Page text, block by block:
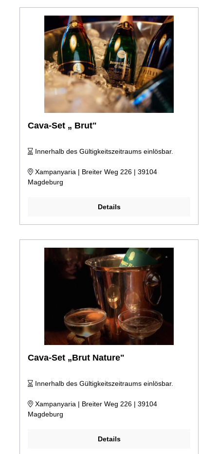
Cava-Set „ Brut"
Innerhalb des Gültigkeitszeitraums einlösbar.
Xampanyaria | Breiter Weg 226 | 39104
Magdeburg
Details
Cava-Set „Brut Nature"
Innerhalb des Gültigkeitszeitraums einlösbar.
Xampanyaria | Breiter Weg 226 | 39104
Magdeburg
Details